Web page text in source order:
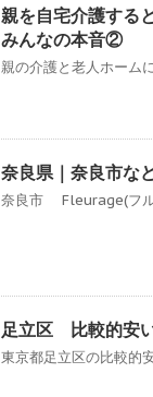
親を自宅介護する
みんなの本音②
親の介護と老人ホーム
奈良県｜奈良市な
奈良市 Fleurage(フル
足立区 比較的安
東京都足立区の比較的